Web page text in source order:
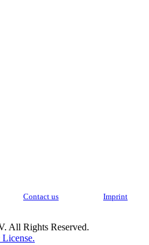
Contact us Imprint
All Rights Reserved.